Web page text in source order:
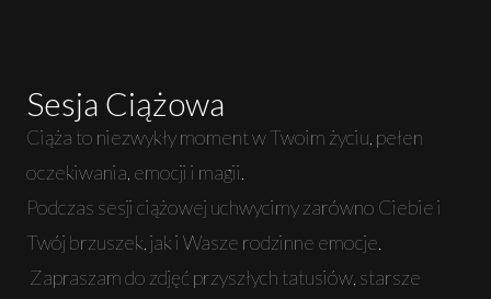
Sesja Ciążowa
Ciąża to niezwykły moment w Twoim życiu, pełen
oczekiwania, emocji i magii.
Podczas sesji ciążowej uchwycimy zarówno Ciebie i
Twój brzuszek, jak i Wasze rodzinne emocje.
Zapraszam do zdjęć przyszłych tatusiów, starsze